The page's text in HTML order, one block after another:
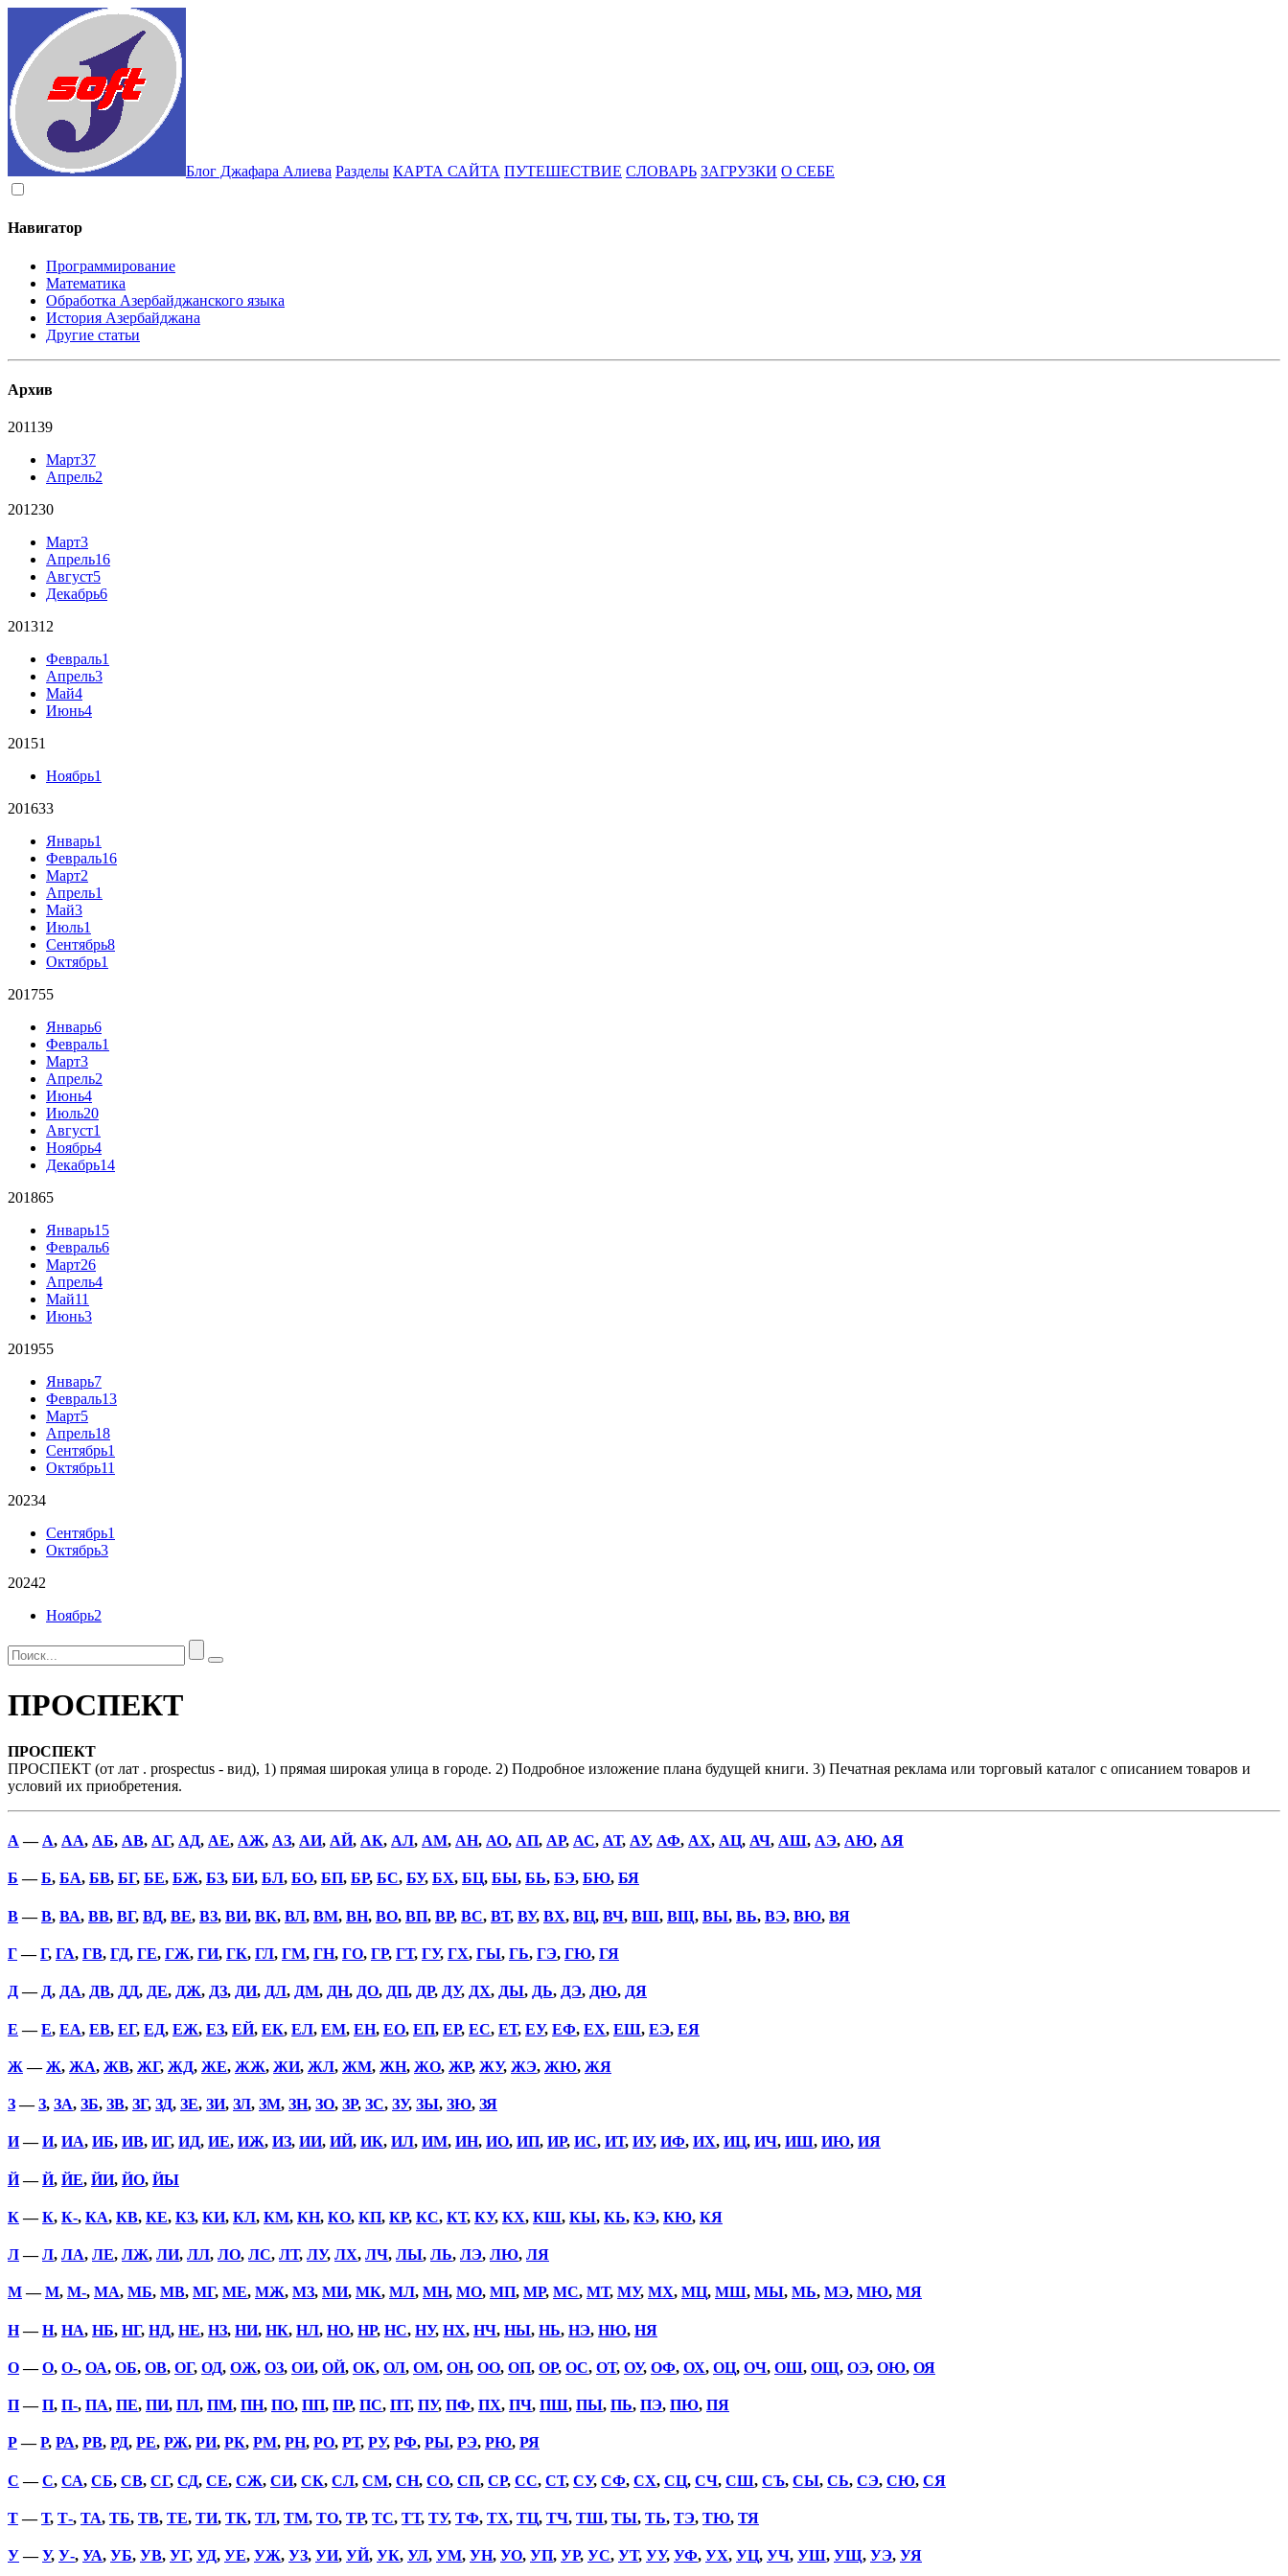
Блог Джафара Алиева Разделы КАРТА САЙТА ПУТЕШЕСТВИЕ СЛОВАРЬ ЗАГРУЗКИ О СЕБЕ
Навигатор
Программирование
Математика
Обработка Азербайджанского языка
История Азербайджана
Другие статьи
Архив
201139
Март37
Апрель2
201230
Март3
Апрель16
Август5
Декабрь6
201312
Февраль1
Апрель3
Май4
Июнь4
20151
Ноябрь1
201633
Январь1
Февраль16
Март2
Апрель1
Май3
Июль1
Сентябрь8
Октябрь1
201755
Январь6
Февраль1
Март3
Апрель2
Июнь4
Июль20
Август1
Ноябрь4
Декабрь14
201865
Январь15
Февраль6
Март26
Апрель4
Май11
Июнь3
201955
Январь7
Февраль13
Март5
Апрель18
Сентябрь1
Октябрь11
20234
Сентябрь1
Октябрь3
20242
Ноябрь2
ПРОСПЕКТ
ПРОСПЕКТ
ПРОСПЕКТ (от лат . prospectus - вид), 1) прямая широкая улица в городе. 2) Подробное изложение плана будущей книги. 3) Печатная реклама или торговый каталог с описанием товаров и
условий их приобретения.
А — А, АА, АБ, АВ, АГ, АД, АЕ, АЖ, АЗ, АИ, АЙ, АК, АЛ, АМ, АН, АО, АП, АР, АС, АТ, АУ, АФ, АХ, АЦ, АЧ, АШ, АЭ, АЮ, АЯ
Б —Б, БА, БВ, БГ, БЕ, БЖ, БЗ, БИ, БЛ, БО, БП, БР, БС, БУ, БХ, БЦ, БЫ, БЬ, БЭ, БЮ, БЯ
В—В, ВА, ВВ, ВГ, ВД, ВЕ, ВЗ, ВИ, ВК, ВЛ, ВМ, ВН, ВО, ВП, ВР, ВС, ВТ, ВУ, ВХ, ВЦ, ВЧ, ВШ, ВЩ, ВЫ, ВЬ, ВЭ, ВЮ, ВЯ
Г—Г, ГА, ГВ, ГД, ГЕ, ГЖ, ГИ, ГК, ГЛ, ГМ, ГН, ГО, ГР, ГТ, ГУ, ГХ, ГЫ, ГЬ, ГЭ, ГЮ, ГЯ
Д— Д, ДА, ДВ, ДД, ДЕ, ДЖ, ДЗ, ДИ, ДЛ, ДМ, ДН, ДО, ДП, ДР, ДУ, ДХ, ДЫ, ДЬ, ДЭ, ДЮ, ДЯ
Е —Е, ЕА, ЕВ, ЕГ, ЕД, ЕЖ, ЕЗ, ЕЙ, ЕК, ЕЛ, ЕМ, ЕН, ЕО, ЕП, ЕР, ЕС, ЕТ, ЕУ, ЕФ, ЕХ, ЕШ, ЕЭ, ЕЯ
Ж —Ж, ЖА, ЖВ, ЖГ, ЖД, ЖЕ, ЖЖ, ЖИ, ЖЛ, ЖМ, ЖН, ЖО, ЖР, ЖУ, ЖЭ, ЖЮ, ЖЯ
З—З, ЗА, ЗБ, ЗВ, ЗГ, ЗД, ЗЕ, ЗИ, ЗЛ, ЗМ, ЗН, ЗО, ЗР, ЗС, ЗУ, ЗЫ, ЗЮ, ЗЯ
И—И, ИА, ИБ, ИВ, ИГ, ИД, ИЕ, ИЖ, ИЗ, ИИ, ИЙ, ИК, ИЛ, ИМ, ИН, ИО, ИП, ИР, ИС, ИТ, ИУ, ИФ, ИХ, ИЦ, ИЧ, ИШ, ИЮ, ИЯ
Й—Й, ЙЕ, ЙИ, ЙО, ЙЫ
К—К, К-, КА, КВ, КЕ, КЗ, КИ, КЛ, КМ, КН, КО, КП, КР, КС, КТ, КУ, КХ, КШ, КЫ, КЬ, КЭ, КЮ, КЯ
Л—Л, ЛА, ЛЕ, ЛЖ, ЛИ, ЛЛ, ЛО, ЛС, ЛТ, ЛУ, ЛХ, ЛЧ, ЛЫ, ЛЬ, ЛЭ, ЛЮ, ЛЯ
М—М, М-, МА, МБ, МВ, МГ, МЕ, МЖ, МЗ, МИ, МК, МЛ, МН, МО, МП, МР, МС, МТ, МУ, МХ, МЦ, МШ, МЫ, МЬ, МЭ, МЮ, МЯ
Н—Н, НА, НБ, НГ, НД, НЕ, НЗ, НИ, НК, НЛ, НО, НР, НС, НУ, НХ, НЧ, НЫ, НЬ, НЭ, НЮ, НЯ
О—О, О-, ОА, ОБ, ОВ, ОГ, ОД, ОЖ, ОЗ, ОИ, ОЙ, ОК, ОЛ, ОМ, ОН, ОО, ОП, ОР, ОС, ОТ, ОУ, ОФ, ОХ, ОЦ, ОЧ, ОШ, ОЩ, ОЭ, ОЮ, ОЯ
П—П, П-, ПА, ПЕ, ПИ, ПЛ, ПМ, ПН, ПО, ПП, ПР, ПС, ПТ, ПУ, ПФ, ПХ, ПЧ, ПШ, ПЫ, ПЬ, ПЭ, ПЮ, ПЯ
Р—Р, РА, РВ, РД, РЕ, РЖ, РИ, РК, РМ, РН, РО, РТ, РУ, РФ, РЫ, РЭ, РЮ, РЯ
С —С, СА, СБ, СВ, СГ, СД, СЕ, СЖ, СИ, СК, СЛ, СМ, СН, СО, СП, СР, СС, СТ, СУ, СФ, СХ, СЦ, СЧ, СШ, СЪ, СЫ, СЬ, СЭ, СЮ, СЯ
Т—Т, Т-, ТА, ТБ, ТВ, ТЕ, ТИ, ТК, ТЛ, ТМ, ТО, ТР, ТС, ТТ, ТУ, ТФ, ТХ, ТЦ, ТЧ, ТШ, ТЫ, ТЬ, ТЭ, ТЮ, ТЯ
У—У, У-, УА, УБ, УВ, УГ, УД, УЕ, УЖ, УЗ, УИ, УЙ, УК, УЛ, УМ, УН, УО, УП, УР, УС, УТ, УУ, УФ, УХ, УЦ, УЧ, УШ, УЩ, УЭ, УЯ